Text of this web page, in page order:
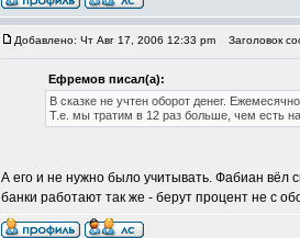
Добавлено: Чт Авг 17, 2006 12:33 pm Заголовок
Ефремов писал(а):
В сказке не учтен оборот денег.
Т.е. мы тратим в 12 раз больше, чем есть
А его и не нужно было учитывать. Фабиан вёл
банки работают так же - берут процент не с